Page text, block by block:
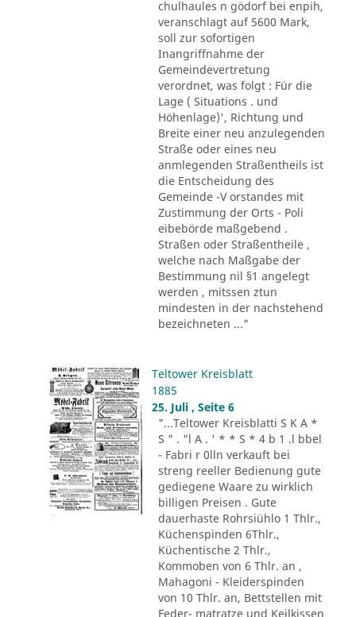
chulhaules n gödorf bei enpih,
veranschlagt auf 5600 Mark,
soll zur sofortigen
Inangriffnahme der
Gemeindevertretung
verordnet, was folgt : Für die
Lage ( Situations . und
Höhenlage)', Richtung und
Breite einer neu anzulegenden
Straße oder eines neu
anmlegenden Straßentheils ist
die Entscheidung des
Gemeinde -V orstandes mit
Zustimmung der Orts - Poli
eibebörde maßgebend .
Straßen oder Straßentheile ,
welche nach Maßgabe der
Bestimmung nil §1 angelegt
werden , mitssen ztun
mindesten in der nachstehend
bezeichneten ..."
Teltower Kreisblatt
1885
25. Juli , Seite 6
"...Teltower Kreisblatti S K A *
S " . "l A . ' * * S * 4 b 1 .l bbel
- Fabri r 0lln verkauft bei
streng reeller Bedienung gute
gediegene Waare zu wirklich
billigen Preisen . Gute
dauerhaste Rohrsiühlo 1 Thlr.,
Küchenspinden 6Thlr.,
Küchentische 2 Thlr.,
Kommoben von 6 Thlr. an ,
Mahagoni - Kleiderspinden
von 10 Thlr. an, Bettstellen mit
Feder- matratze und Keilkissen